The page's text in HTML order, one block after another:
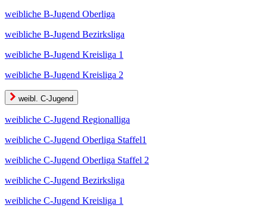
weibliche B-Jugend Oberliga
weibliche B-Jugend Bezirksliga
weibliche B-Jugend Kreisliga 1
weibliche B-Jugend Kreisliga 2
weibl. C-Jugend
weibliche C-Jugend Regionalliga
weibliche C-Jugend Oberliga Staffel1
weibliche C-Jugend Oberliga Staffel 2
weibliche C-Jugend Bezirksliga
weibliche C-Jugend Kreisliga 1